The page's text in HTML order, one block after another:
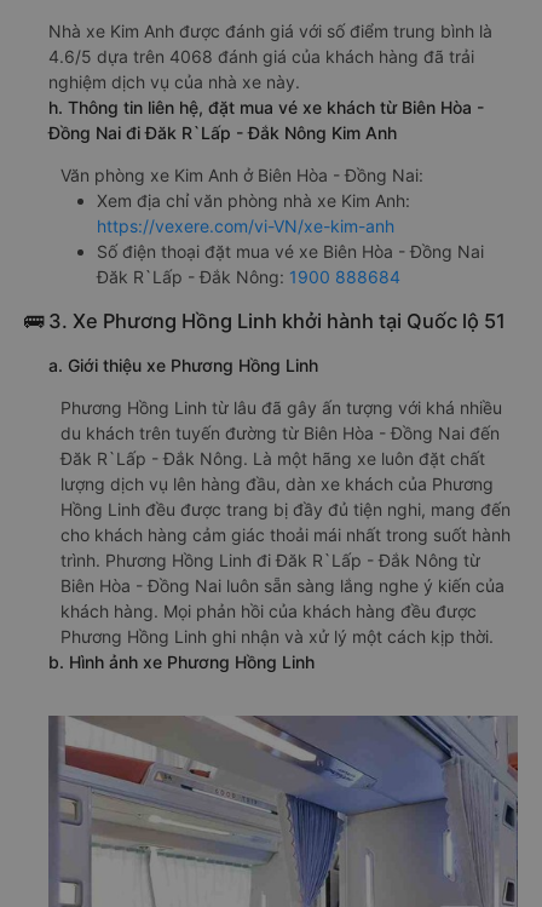
Nhà xe Kim Anh được đánh giá với số điểm trung bình là
4.6/5 dựa trên 4068 đánh giá của khách hàng đã trải
nghiệm dịch vụ của nhà xe này.
h. Thông tin liên hệ, đặt mua vé xe khách từ Biên Hòa -
Đồng Nai đi Đăk R`Lấp - Đắk Nông Kim Anh
Văn phòng xe Kim Anh ở Biên Hòa - Đồng Nai:
Xem địa chỉ văn phòng nhà xe Kim Anh:
https://vexere.com/vi-VN/xe-kim-anh
Số điện thoại đặt mua vé xe Biên Hòa - Đồng Nai
Đăk R`Lấp - Đắk Nông: 1900 888684
🚌 3. Xe Phương Hồng Linh khởi hành tại Quốc lộ 51
a. Giới thiệu xe Phương Hồng Linh
Phương Hồng Linh từ lâu đã gây ấn tượng với khá nhiều
du khách trên tuyến đường từ Biên Hòa - Đồng Nai đến
Đăk R`Lấp - Đắk Nông. Là một hãng xe luôn đặt chất
lượng dịch vụ lên hàng đầu, dàn xe khách của Phương
Hồng Linh đều được trang bị đầy đủ tiện nghi, mang đến
cho khách hàng cảm giác thoải mái nhất trong suốt hành
trình. Phương Hồng Linh đi Đăk R`Lấp - Đắk Nông từ
Biên Hòa - Đồng Nai luôn sẵn sàng lắng nghe ý kiến của
khách hàng. Mọi phản hồi của khách hàng đều được
Phương Hồng Linh ghi nhận và xử lý một cách kịp thời.
b. Hình ảnh xe Phương Hồng Linh